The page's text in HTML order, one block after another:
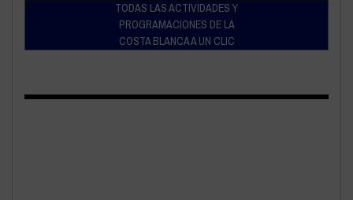
TODAS LAS ACTIVIDADES Y
PROGRAMACIONES DE LA
COSTA BLANCA A UN CLIC